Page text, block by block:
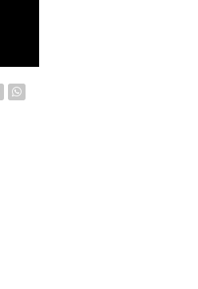
it
Whatsapp senden